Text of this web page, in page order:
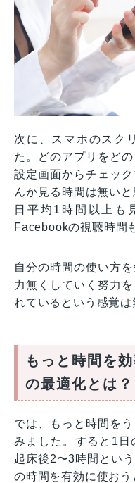
次に、スマホのスク
た。どのアプリをど
設定画面からチェッ
んか見る時間は無い
日平均1時間以上も
Facebookの視聴時
自分の時間の使い方
力無くしていく努力
れているという感覚は
もっと時間を
の最適化とは？
では、もっと時間を
みました。すると1日
起床後2〜3時間とい
の時間を有効に使おう